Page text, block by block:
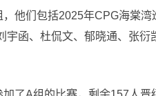
他们包括2025年CPG海棠
宇函、杜侃文、郁晓通、张衍